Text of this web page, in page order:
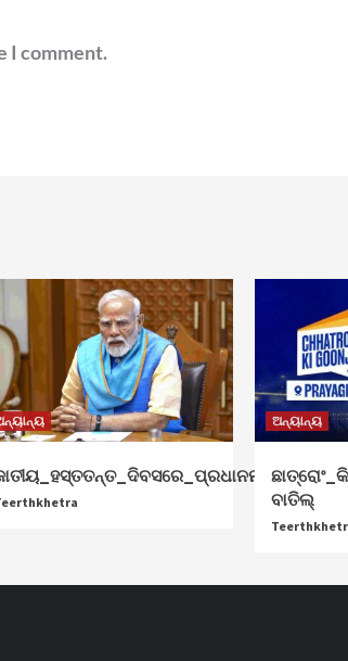
I comment.
ଅନ୍ୟାନ୍ୟ
ବାତିଲ୍